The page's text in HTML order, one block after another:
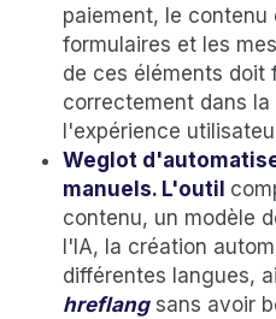
paiement, le contenu
formulaires et les
de ces éléments doit
correctement dans
l'expérience
Weglot
manuels. L'outil
contenu, un modèle
l'IA, la création
différentes langues,
hreflangsans avoir